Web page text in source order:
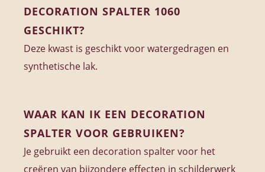
DECORATION SPALTER 1060
GESCHIKT?
Deze kwast is geschikt voor watergedragen en
synthetische lak.
WAAR KAN IK EEN DECORATION
SPALTER VOOR GEBRUIKEN?
Je gebruikt een decoration spalter voor het
creëren van bijzondere effecten in schilderwerk